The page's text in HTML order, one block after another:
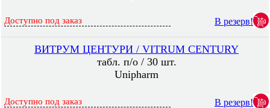
Доступно под заказ В резерв!
ВИТРУМ ЦЕНТУРИ / VITRUM CENTURY
табл. п/о / 30 шт.
Unipharm
Доступно под заказ В резерв!